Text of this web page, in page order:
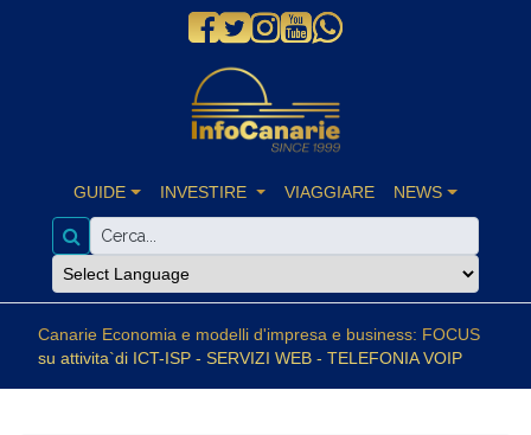
GUIDE INVESTIRE VIAGGIARE NEWS
Canarie Economia e modelli d'impresa e business: FOCUS
su attivita`di ICT-ISP - SERVIZI WEB - TELEFONIA VOIP